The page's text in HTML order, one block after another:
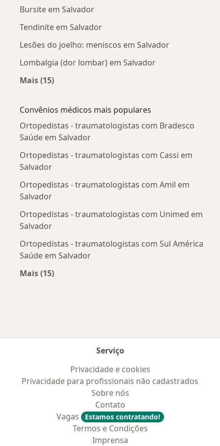
Bursite em Salvador
Tendinite em Salvador
Lesões do joelho: meniscos em Salvador
Lombalgia (dor lombar) em Salvador
Mais (15)
Convênios médicos mais populares
Ortopedistas - traumatologistas com Bradesco
Saúde em Salvador
Ortopedistas - traumatologistas com Cassi em
Salvador
Ortopedistas - traumatologistas com Amil em
Salvador
Ortopedistas - traumatologistas com Unimed em
Salvador
Ortopedistas - traumatologistas com Sul América
Saúde em Salvador
Mais (15)
Serviço
Privacidade e cookies
Privacidade para profissionais não cadastrados
Sobre nós
Contato
Vagas
Estamos contratando!
Termos e Condições
Imprensa